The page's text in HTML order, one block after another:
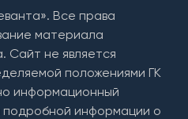
Все права
материала
Сайт не является
положениями ГК
информационный
подробной информации о